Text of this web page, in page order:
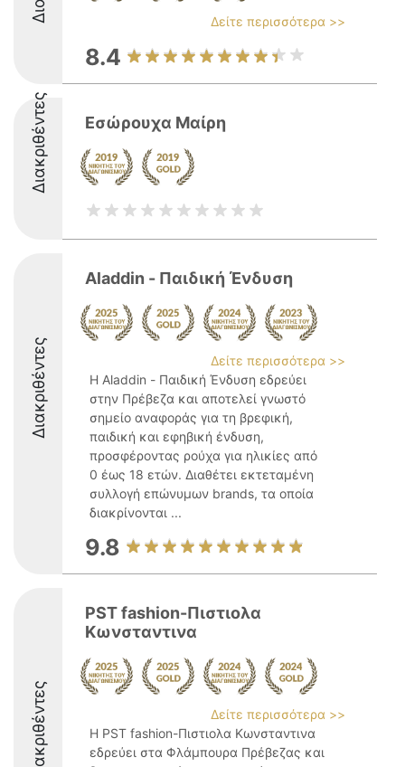
Δείτε περισσότερα >>
8.4
Διακριθέντες Εσώρουχα Μαίρη
Διακριθέντες
Aladdin - Παιδική Ένδυση
Δείτε περισσότερα >>
Η Aladdin - Παιδική Ένδυση εδρεύει
στην Πρέβεζα και αποτελεί γνωστό
σημείο αναφοράς για τη βρεφική,
παιδική και εφηβική ένδυση,
προσφέροντας ρούχα για ηλικίες από
0 έως 18 ετών. Διαθέτει εκτεταμένη
συλλογή επώνυμων brands, τα οποία
διακρίνονται ...
9.8
Διακριθέντες
PST fashion-Πιστιολα
Κωνσταντινα
Δείτε περισσότερα >>
Η PST fashion-Πιστιολα Κωνσταντινα
εδρεύει στα Φλάμπουρα Πρέβεζας και